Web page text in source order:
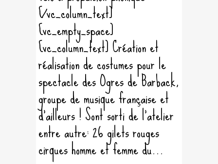
[/vc_column_text]
[vc_empty_space]
[vc_column_text] Création et
réalisation de costumes pour le
spectacle des Ogres de Barback,
groupe de musique française et
d'ailleurs ! Sont sorti de l'atelier
entre autre: 26 gilets rouges
cirques homme et femme du...